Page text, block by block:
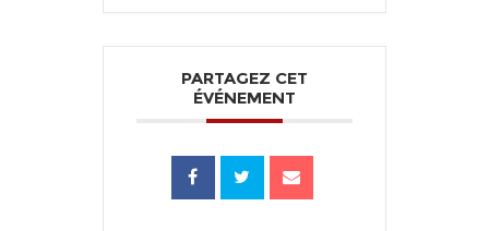
PARTAGEZ CET
ÉVÉNEMENT